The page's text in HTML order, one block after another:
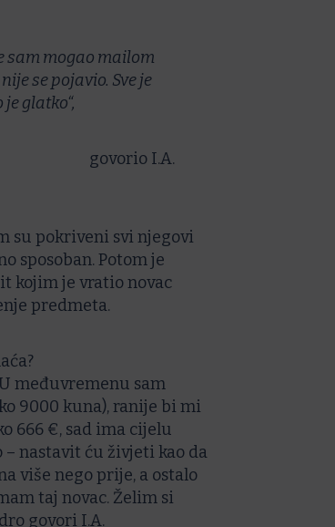
sam mogao mailom
se pojavio. Sve je
glatko“,
govorio I.A.
su pokriveni svi njegovi
sposoban. Potom je
kojim je vratio novac
predmeta.
međuvremenu sam
9000 kuna), ranije bi mi
666 €, sad ima cijelu
– nastavit ću živjeti kao da
više nego prije, a ostalo
taj novac. Želim si
govori I.A.